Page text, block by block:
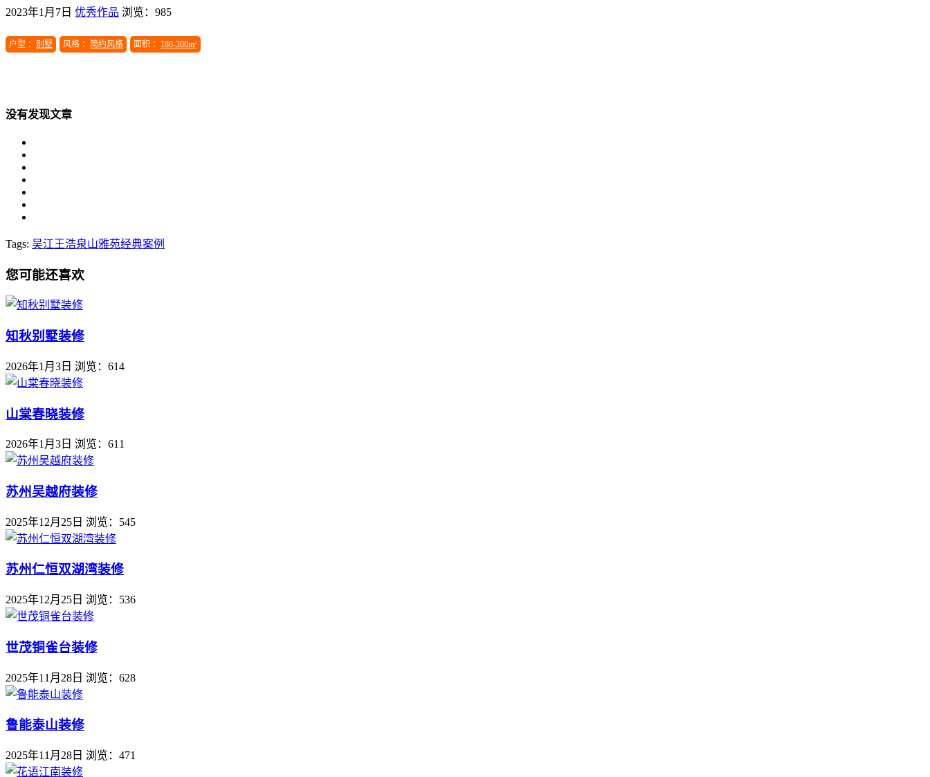
2023年1月7日 优秀作品 浏览：985
户型 ： 别墅 风格 ： 简约风格 面积 ： 180-300m²
没有发现文章
Tags: 吴江王浩泉山雅苑经典案例
您可能还喜欢
知秋别墅装修
2026年1月3日 浏览：614
山棠春晓装修
2026年1月3日 浏览：611
苏州吴越府装修
2025年12月25日 浏览：545
苏州仁恒双湖湾装修
2025年12月25日 浏览：536
世茂铜雀台装修
2025年11月28日 浏览：628
鲁能泰山装修
2025年11月28日 浏览：471